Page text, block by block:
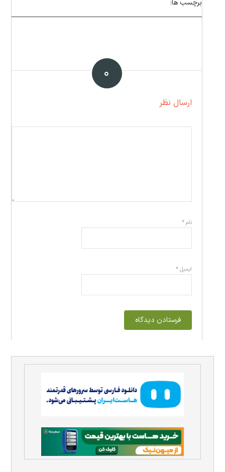
برچسب ها:
۰
ارسال نظر
نام*
ایمیل*